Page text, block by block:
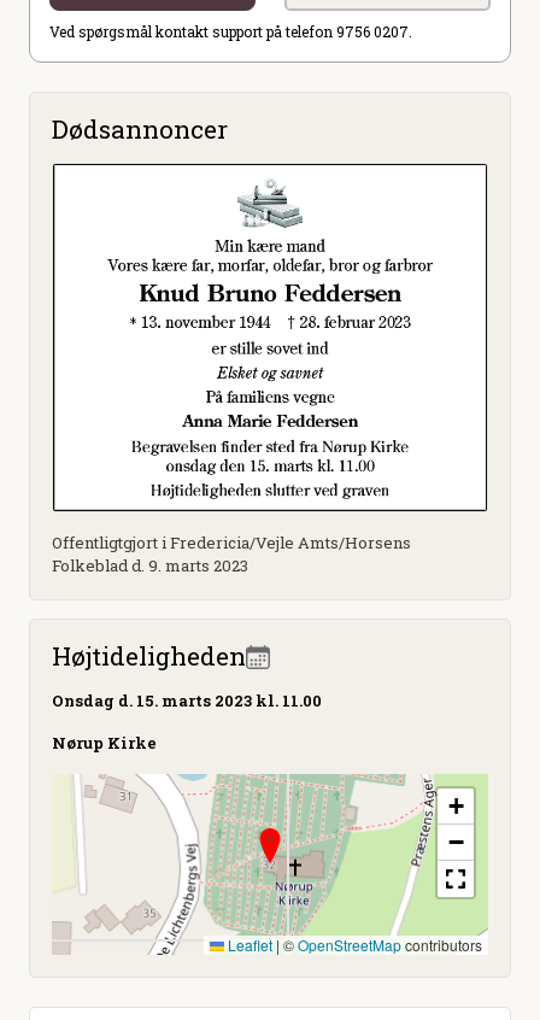
Ved spørgsmål kontakt support på telefon 9756 0207.
Dødsannoncer
Offentligtgjort i Fredericia/Vejle Amts/Horsens
Folkeblad d. 9. marts 2023
Højtideligheden
Onsdag d. 15. marts 2023 kl. 11.00
Nørup Kirke
+
−
Leaflet | ©OpenStreetMapcontributors